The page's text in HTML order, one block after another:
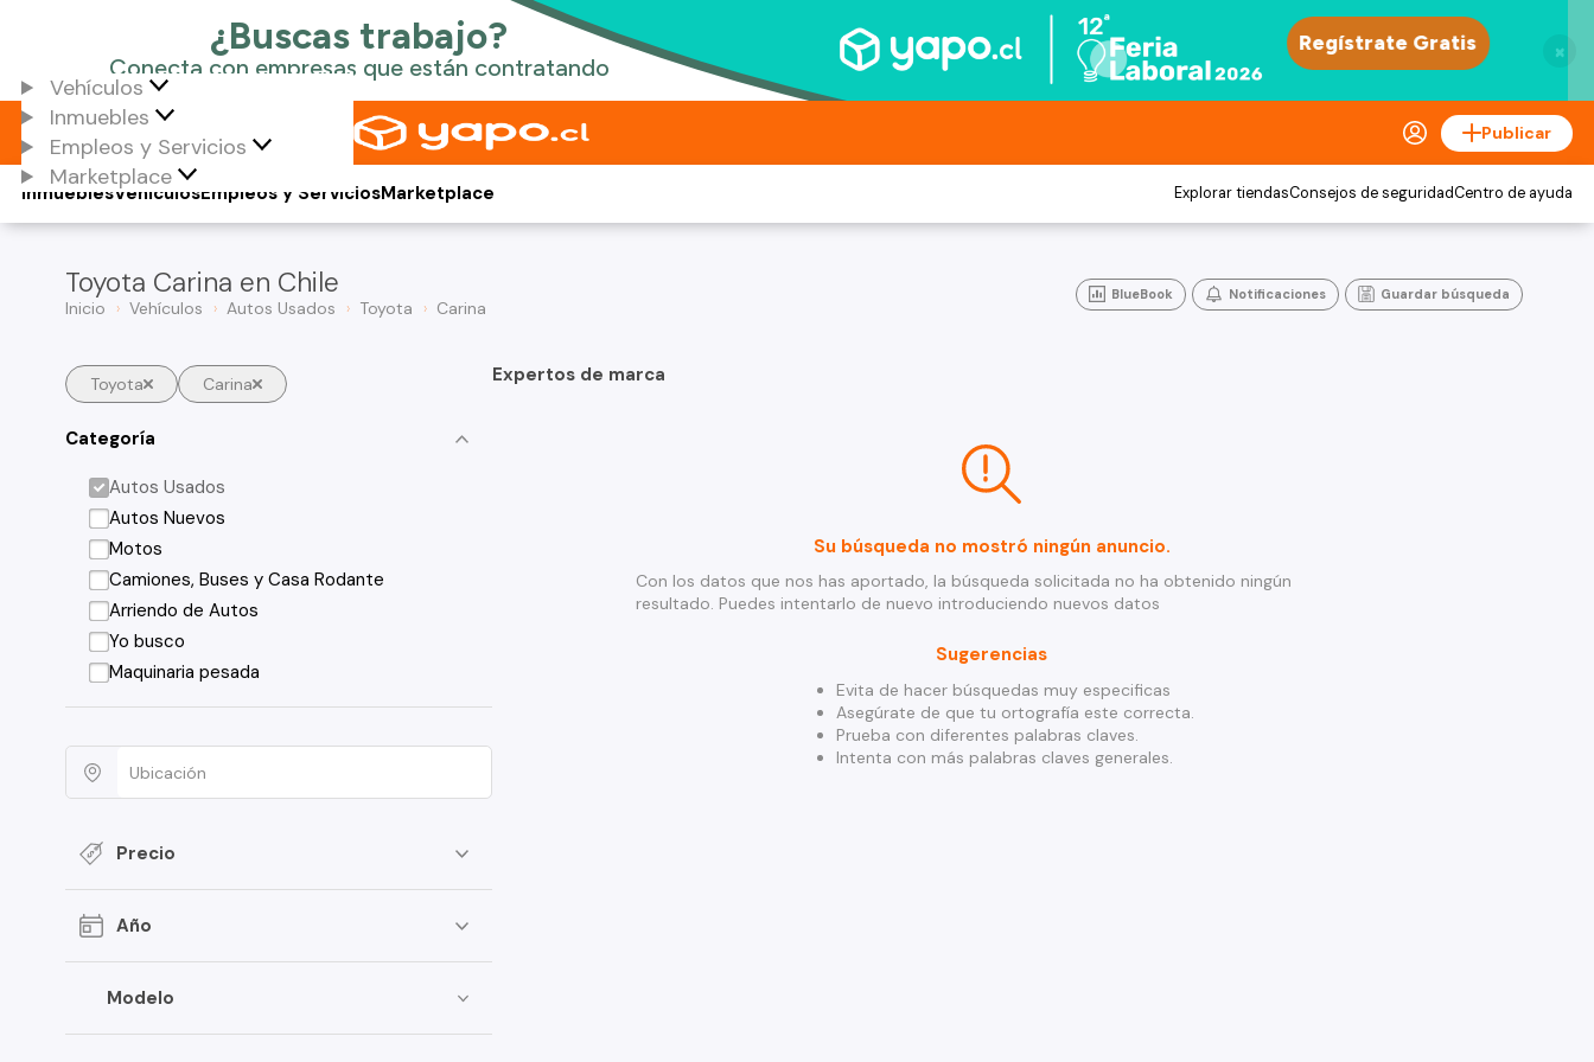
×
Vehículos
Inmuebles
Empleos y Servicios
Marketplace
Publicar
Vehículos
Inmuebles Empleos y ServiciosMarketplace Explorar tiendasConsejos de seguridadCentro de ayuda
Toyota Carina en Chile
Inicio Vehículos Autos Usados Toyota Carina
BlueBook Notificaciones Guardar búsqueda
Toyota Carina
Categoría
Autos Usados
Autos Nuevos
Motos
Camiones, Buses y Casa Rodante
Arriendo de Autos
Yo busco
Maquinaria pesada
Precio
Año
Modelo
Expertos de marca
Su búsqueda no mostró ningún anuncio.
Con los datos que nos has aportado, la búsqueda solicitada no ha obtenido ningún
resultado. Puedes intentarlo de nuevo introduciendo nuevos datos
Sugerencias
Evita de hacer búsquedas muy especificas
Asegúrate de que tu ortografía este correcta.
Prueba con diferentes palabras claves.
Intenta con más palabras claves generales.